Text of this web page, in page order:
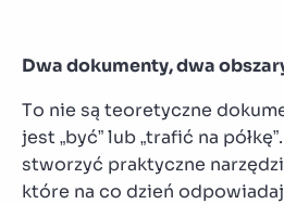
Dwa dokumenty, dwa
To nie są teoretyczne
jest „być” lub „trafić na
stworzyć praktyczne
które na co dzień